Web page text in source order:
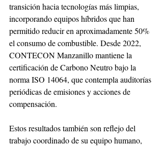
transición hacia tecnologías más limpias,
incorporando equipos híbridos que han
permitido reducir en aproximadamente 50%
el consumo de combustible. Desde 2022,
CONTECON Manzanillo mantiene la
certificación de Carbono Neutro bajo la
norma ISO 14064, que contempla auditorías
periódicas de emisiones y acciones de
compensación.
Estos resultados también son reflejo del
trabajo coordinado de su equipo humano,